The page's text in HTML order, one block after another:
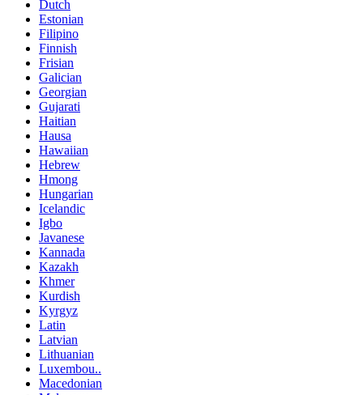
Dutch
Estonian
Filipino
Finnish
Frisian
Galician
Georgian
Gujarati
Haitian
Hausa
Hawaiian
Hebrew
Hmong
Hungarian
Icelandic
Igbo
Javanese
Kannada
Kazakh
Khmer
Kurdish
Kyrgyz
Latin
Latvian
Lithuanian
Luxembou..
Macedonian